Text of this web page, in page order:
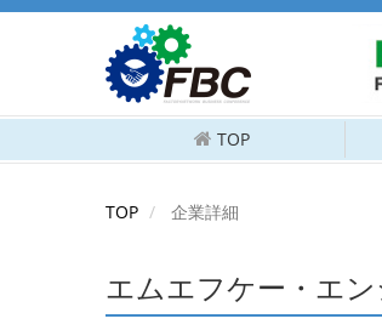
TOP
TOP 企業詳細
エムエフケー・エ